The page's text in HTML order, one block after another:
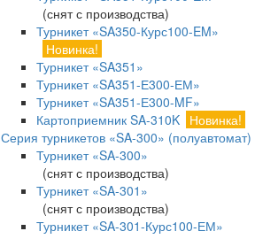
(снят с производства)
Турникет «SA350-Курс100-EM»
Новинка!
Турникет «SA351»
Турникет «SA351-Е300-ЕМ»
Турникет «SA351-Е300-MF»
Картоприемник SA-310K Новинка!
Серия турникетов «SA-300» (полуавтомат)
Турникет «SA-300»
(снят с производства)
Турникет «SA-301»
(снят с производства)
Турникет «SA-301-Курс100-ЕМ»